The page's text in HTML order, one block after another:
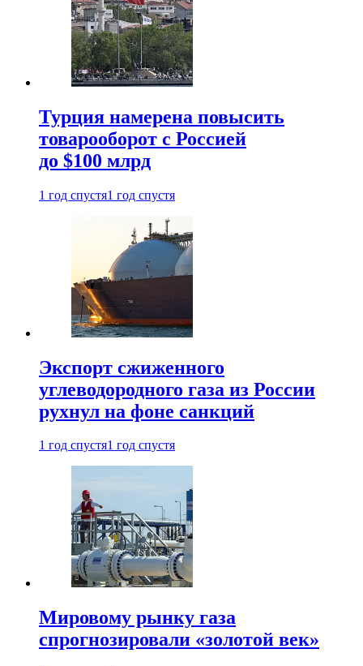
Турция намерена повысить
товарооборот с Россией
до $100 млрд
1 год спустя1 год спустя
Экспорт сжиженного
углеводородного газа из России
рухнул на фоне санкций
1 год спустя1 год спустя
Мировому рынку газа
спрогнозировали «золотой век»